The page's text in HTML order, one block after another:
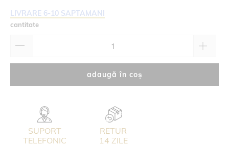
LIVRARE 6-10 SAPTAMANI
cantitate
adaugă în coș
SUPORT
TELEFONIC
RETUR
14 ZILE